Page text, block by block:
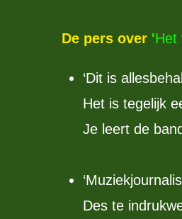
De pers over 'Het
‘Dit is
Het is tegelijk
Je leert de
Des te